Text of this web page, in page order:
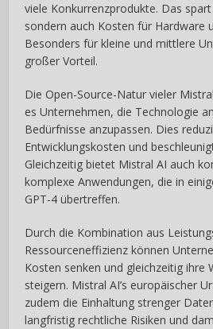
viele Konkurrenzprodukte. Das
sondern auch Kosten für Hardware
Besonders für kleine und mittlere
großer Vorteil.
Die Open-Source-Natur vieler
es Unternehmen, die Technologie
Bedürfnisse anzupassen. Dies
Entwicklungskosten und
Gleichzeitig bietet Mistral AI auch
komplexe Anwendungen, die in
GPT-4 übertreffen.
Durch die Kombination aus
Ressourceneffizienz können
Kosten senken und gleichzeitig ihre
steigern. Mistral AI’s europäischer
zudem die Einhaltung strenger
langfristig rechtliche Risiken und